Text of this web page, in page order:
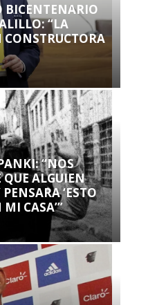
BICENTENARIO
“LA
CONSTRUCTORA
“NOS
QUE ALGUIEN
‘ESTO
CASA’”